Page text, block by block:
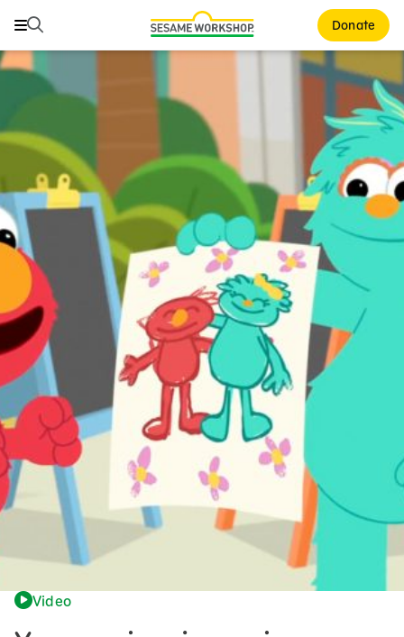
Buscar Donate
Buscar
Family Resources
ABCs and 123s
Healthy Minds and Bodies
Tough Topics
Courses and Webinars
Games and Storybooks
Our Work
About Us
Support Us
Video